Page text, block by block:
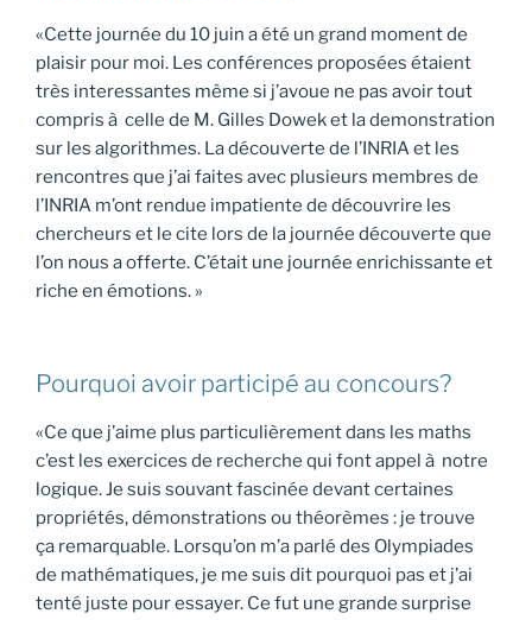
«Cette journée du 10 juin a été un grand moment de
plaisir pour moi. Les conférences proposées étaient
très interessantes même si j’avoue ne pas avoir tout
compris à celle de M. Gilles Dowek et la demonstration
sur les algorithmes. La découverte de l’INRIA et les
rencontres que j’ai faites avec plusieurs membres de
l’INRIA m’ont rendue impatiente de découvrire les
chercheurs et le cite lors de la journée découverte que
l’on nous a offerte. C’était une journée enrichissante et
riche en émotions. »
Pourquoi avoir participé au concours?
«Ce que j’aime plus particulièrement dans les maths
c’est les exercices de recherche qui font appel à notre
logique. Je suis souvant fascinée devant certaines
propriétés, démonstrations ou théorèmes : je trouve
ça remarquable. Lorsqu’on m’a parlé des Olympiades
de mathématiques, je me suis dit pourquoi pas et j’ai
tenté juste pour essayer. Ce fut une grande surprise